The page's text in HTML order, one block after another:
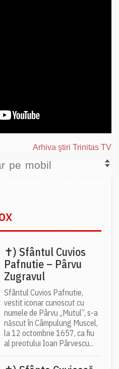
Arhiva ştiri Trinitas TV
pe mobil
✝) Sfântul Cuvios
Pafnutie – Pârvu
Zugravul
Sfântul Cuvios Pafnutie,
vestit iconar cunoscut cu
numele de Pârvu „Mutul”, s-a
născut în Câmpulung Muscel,
la 12 octombrie 1657, ca fiu
al preotului Ioan Pârvescu...